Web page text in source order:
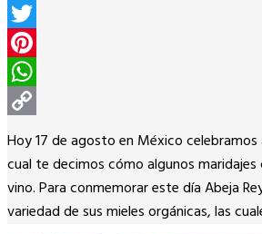
Facebook
Twitter
Pinterest
WhatsApp
Copy
Link
Hoy 17 de agosto en México celebramos
cual te decimos cómo algunos
vino. Para conmemorar este día Abeja
variedad de sus mieles orgánicas, las